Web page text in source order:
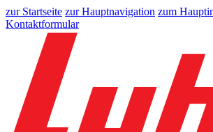
zur Startseite zur Hauptnavigation zum
Kontaktformular